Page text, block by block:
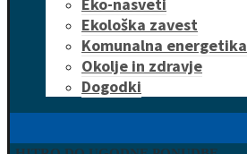
Ekološka zavest
Komunalna energetika
Okolje in zdravje
Dogodki